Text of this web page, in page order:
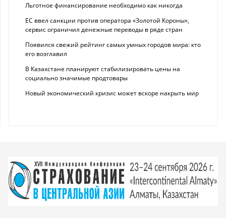
Льготное финансирование необходимо как никогда
ЕС ввел санкции против оператора «Золотой Короны»,
сервис ограничил денежные переводы в ряде стран
Появился свежий рейтинг самых умных городов мира: кто
его возглавил
В Казахстане планируют стабилизировать цены на
социально значимые продтовары
Новый экономический кризис может вскоре накрыть мир